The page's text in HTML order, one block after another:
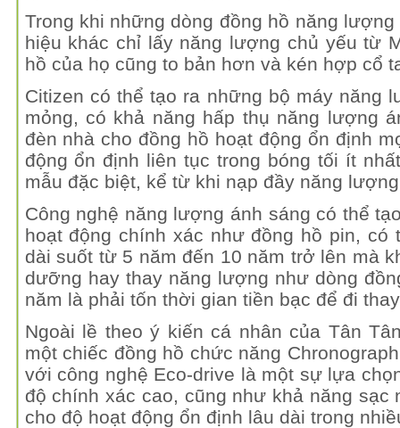
Trong khi những dòng đồng hồ năng
hiệu khác chỉ lấy năng lượng chủ yếu từ
hồ của họ cũng to bản hơn và kén hợp cổ
Citizen có thể tạo ra những bộ máy năng
mỏng, có khả năng hấp thụ năng lượng
đèn nhà cho đồng hồ hoạt động ổn định
động ổn định liên tục trong bóng tối ít
mẫu đặc biệt, kể từ khi nạp đầy năng
Công nghệ năng lượng ánh sáng có thể
hoạt động chính xác như đồng hồ pin, có
dài suốt từ 5 năm đến 10 năm trở lên mà
dưỡng hay thay năng lượng như dòng
năm là phải tốn thời gian tiền bạc để đi
Ngoài lề theo ý kiến cá nhân của Tân
một chiếc đồng hồ chức năng
với công nghệ Eco-drive là một sự lựa
độ chính xác cao, cũng như khả năng
cho độ hoạt động ổn định lâu dài trong